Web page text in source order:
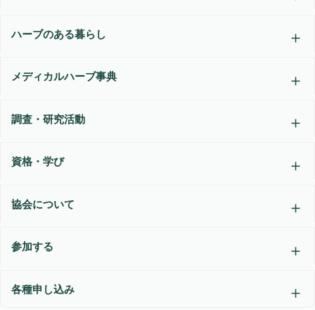
ハーブのある暮らし
メディカルハーブ事典
調査・研究活動
資格・学び
協会について
参加する
各種申し込み